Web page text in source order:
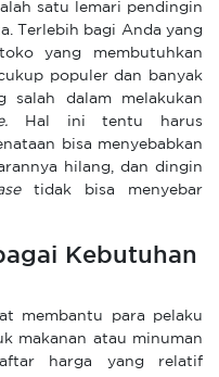
satu lemari pendingin
Terlebih bagi Anda yang
yang membutuhkan
populer dan banyak
salah dalam melakukan
Hal ini tentu harus
bisa menyebabkan
hilang, dan dingin
tidak bisa menyebar
Kebutuhan
membantu para pelaku
makanan atau minuman
harga yang relatif